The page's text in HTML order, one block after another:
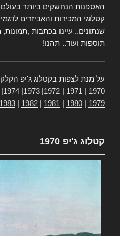
האספנות הנחשקים ביותר
קטלוגי המכירות והאביזרים לדגמי
שנתונים.. עיינו בכתבות
תוספות ועוד.. תהנו!
על מנת לצפות בקטלוג ג'יפ
1970
1971
1972
1973
1974
1979
1980
1981
1982
1983
קטלוג ג'יפ 1970